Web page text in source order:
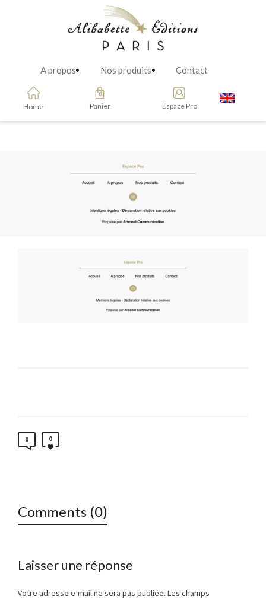
A propos Nos produits Contact
Home Panier Espace Pro
0 0
Comments (0)
Laisser une réponse
Votre adresse e-mail ne sera pas publiée. Les champs